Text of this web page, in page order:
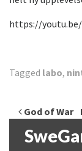
https://youtu.be/
Tagged labo,
God of War